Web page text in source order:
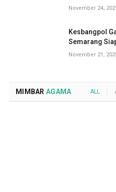
November 24,
Kesbangpol
Semarang
November 21,
MIMBAR AGAMA ALL